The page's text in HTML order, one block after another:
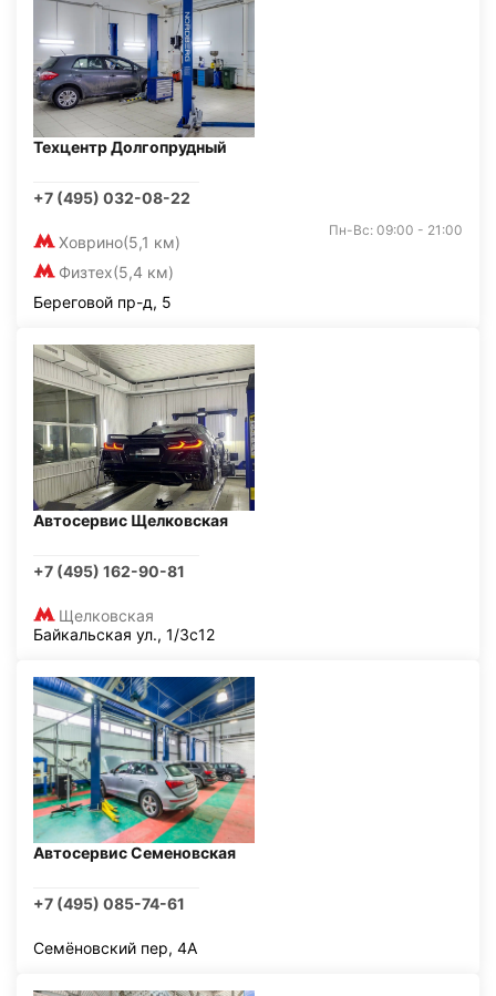
Техцентр Долгопрудный
+7 (495) 032-08-22
Ховрино(5,1 км)
Физтех(5,4 км)
Пн-Вс: 09:00 - 21:00
Береговой пр-д, 5
Автосервис Щелковская
+7 (495) 162-90-81
Щелковская
Байкальская ул., 1/3с12
Автосервис Семеновская
+7 (495) 085-74-61
Семёновский пер, 4А